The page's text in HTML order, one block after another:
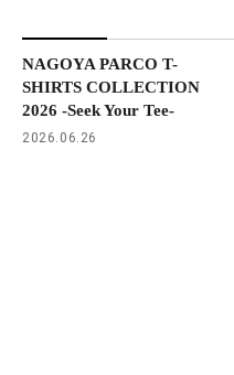
NAGOYA PARCO T-
SHIRTS COLLECTION
2026 -Seek Your Tee-
2026.06.26